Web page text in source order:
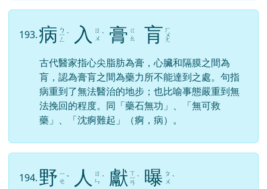
193.病 ㄅ
ㄧ
ㄥ
ˋ 入
ㄖ
ㄨ ˋ 膏 ㄍ
ㄠ
肓 ㄏ
ㄨ
ㄤ
古代醫家指心尖脂肪為膏，心臟和隔膜之間為
肓，認為膏肓之間為藥力所不能達到之處。句指
病重到了無法醫治的地步；也比喻事態嚴重到無
法挽回的程度。同「藥石無功」、「無可救
藥」、「沈痾難起」（痾，病）。
194. 野 ㄧ
ㄝ ˇ 人
ㄖ
ㄣ ˊ 獻 ㄒ
ㄧ
ㄢ
ˋ 曝 ㄆ
ㄨ ˋ